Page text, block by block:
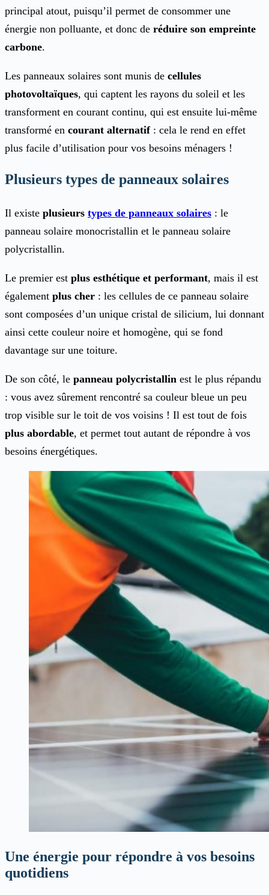
principal atout, puisqu’il permet de consommer une
énergie non polluante, et donc de réduire son empreinte
carbone.
Les panneaux solaires sont munis de cellules
photovoltaïques, qui captent les rayons du soleil et les
transforment en courant continu, qui est ensuite lui-même
transformé en courant alternatif: cela le rend en effet
plus facile d’utilisation pour vos besoins ménagers !
Plusieurs types de panneaux solaires
Il existe plusieurs types de panneaux solaires : le
panneau solaire monocristallin et le panneau solaire
polycristallin.
Le premier est plus esthétique et performant, mais il est
également plus cher : les cellules de ce panneau solaire
sont composées d’un unique cristal de silicium, lui donnant
ainsi cette couleur noire et homogène, qui se fond
davantage sur une toiture.
De son côté, le panneau polycristallin est le plus répandu
: vous avez sûrement rencontré sa couleur bleue un peu
trop visible sur le toit de vos voisins ! Il est tout de fois
plus abordable, et permet tout autant de répondre à vos
besoins énergétiques.
Une énergie pour répondre à vos besoins
quotidiens